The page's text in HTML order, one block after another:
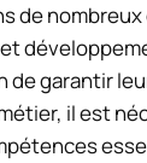
de
garantir
il est